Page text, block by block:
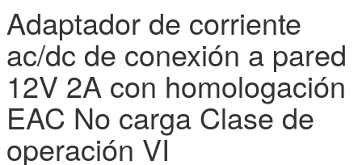
Adaptador de corriente
ac/dc de conexión a pared
12V 2A con homologación
EAC No carga Clase de
operación VI